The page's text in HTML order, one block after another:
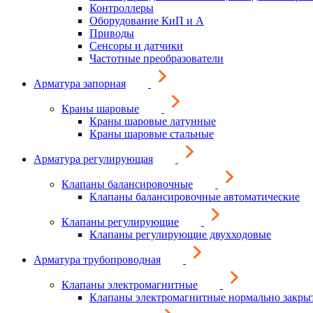
Контроллеры
Оборудование КиП и А
Приводы
Сенсоры и датчики
Частотные преобразователи
Арматура запорная
Краны шаровые
Краны шаровые латунные
Краны шаровые стальные
Арматура регулирующая
Клапаны балансировочные
Клапаны балансировочные автоматические
Клапаны регулирующие
Клапаны регулирующие двухходовые
Арматура трубопроводная
Клапаны электромагнитные
Клапаны электромагнитные нормально